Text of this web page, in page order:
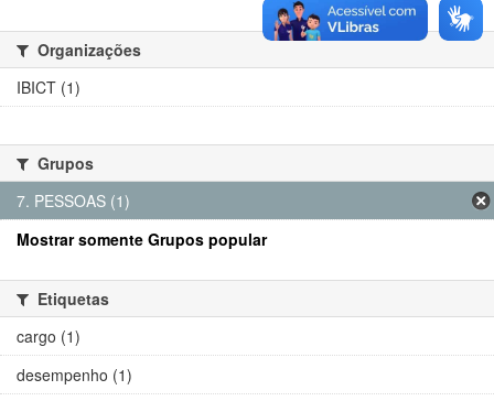
Organizações
IBICT (1)
Grupos
7. PESSOAS (1)
Mostrar somente Grupos popular
Etiquetas
cargo (1)
desempenho (1)